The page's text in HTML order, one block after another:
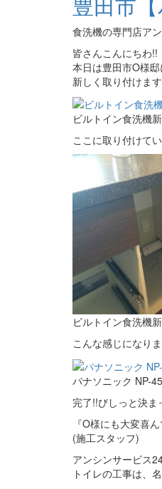
食洗機の専門店ア
皆さんこんにちわ!!
本日は豊田市O様
新しく取り付けま
ビルトイン食洗機
ここに取り付けて
ビルトイン食洗機
こんな感じになり
パナソニック NP-
完了!!びしっと決
『O様にも大変喜
(施工スタッフ)
アンシンサービス
トイレの工事は、